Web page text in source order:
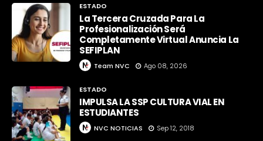
ESTADO
La Tercera Cruzada Para La
Profesionalización Será
Completamente Virtual Anuncia La
SEFIPLAN
Team NVC Ago 08, 2026
ESTADO
IMPULSA LA SSP CULTURA VIAL EN
ESTUDIANTES
NVC NOTICIAS Sep 12, 2018